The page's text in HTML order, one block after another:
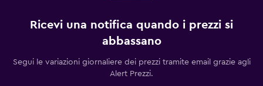
Ricevi una notifica quando i prezzi si
abbassano
Segui le variazioni giornaliere dei prezzi tramite email grazie agli
Alert Prezzi.